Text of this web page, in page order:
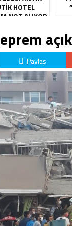
HOTEL
NOT ALIYOR
Paylaş